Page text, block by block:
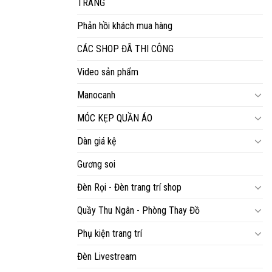
TRANG
Phản hồi khách mua hàng
CÁC SHOP ĐÃ THI CÔNG
Video sản phẩm
Manocanh
MÓC KẸP QUẦN ÁO
Dàn giá kệ
Gương soi
Đèn Rọi - Đèn trang trí shop
Quầy Thu Ngân - Phòng Thay Đồ
Phụ kiện trang trí
Đèn Livestream